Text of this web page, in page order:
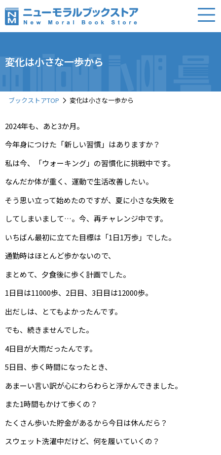
変化は小さな一歩から
ブックストアTOP 変化は小さな一歩から
2024年も、あと3か月。
今年身につけた「新しい習慣」はありますか？
私は今、「ウォーキング」の習慣化に挑戦中です。
なんだか体が重く、運動で生活改善したい。
そう思い立って始めたのですが、夏に小さな失敗を
してしまいまして…。今、再チャレンジ中です。
いちばん最初に立てた目標は「1日1万歩」でした。
通勤時はほとんど歩かないので、
まとめて、夕食後に歩く計画でした。
1日目は11000歩、2日目、3日目は12000歩。
出だしは、とてもよかったんです。
でも、続きませんでした。
4日目が大雨だったんです。
5日目、歩く時間になったとき、
あまーい言い訳が心にわらわらと浮かんできました。
また1時間もかけて歩くの？
たくさん歩いた貯金があるから今日は休んだら？
スウェット洗濯中だけど、何を履いていくの？